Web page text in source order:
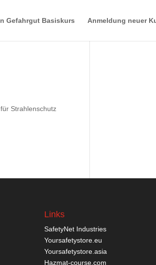
Gefahrgut Basiskurs Anmeldung neuer
Strahlenschutz
Links
SafetyNet Industries
Yoursafetystore.eu
Yoursafetystore.asia
Hazmat-course.com